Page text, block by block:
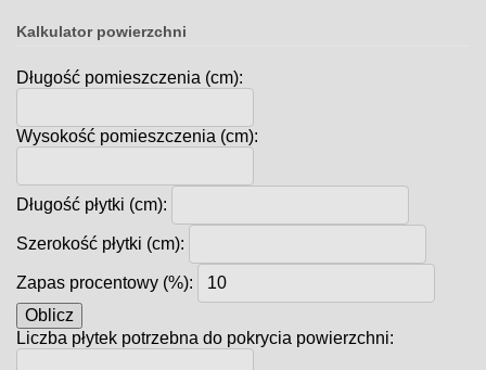
Kalkulator powierzchni
Długość pomieszczenia (cm):
Wysokość pomieszczenia (cm):
Długość płytki (cm):
Szerokość płytki (cm):
Zapas procentowy (%):
Oblicz
Liczba płytek potrzebna do pokrycia powierzchni: